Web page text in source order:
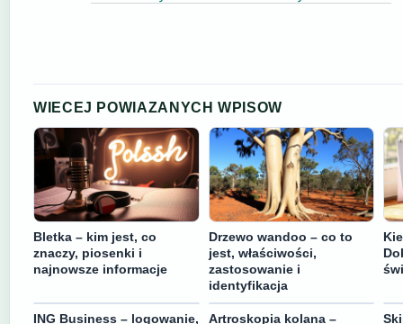
WIECEJ POWIAZANYCH WPISOW
Bletka – kim jest, co
znaczy, piosenki i
najnowsze informacje
Drzewo wandoo – co to
jest, właściwości,
zastosowanie i
identyfikacja
ING Business – logowanie,
Artroskopia kolana –